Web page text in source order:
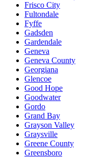
Frisco City
Fultondale
Fyffe
Gadsden
Gardendale
Geneva
Geneva County
Georgiana
Glencoe
Good Hope
Goodwater
Gordo
Grand Bay
Grayson Valley
Graysville
Greene County
Greensboro